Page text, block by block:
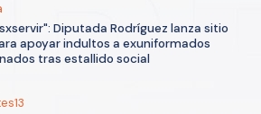
Diputada Rodríguez lanza sitio
apoyar indultos a exuniformados
tras estallido social